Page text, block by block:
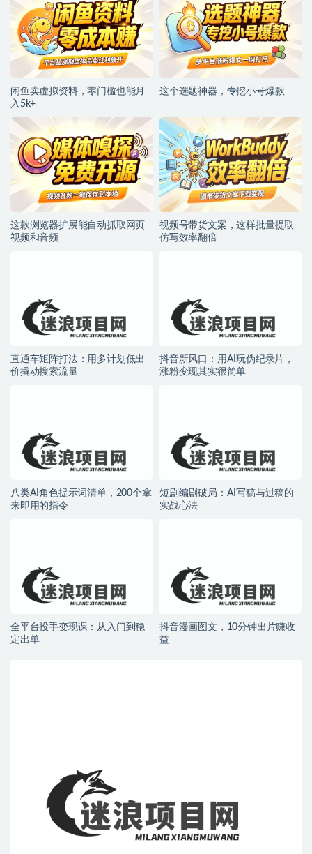
闲鱼卖虚拟资料，零门槛也能月
入5k+
这个选题神器，专挖小号爆款
这款浏览器扩展能自动抓取网页
视频和音频
视频号带货文案，这样批量提取
仿写效率翻倍
直通车矩阵打法：用多计划低出
价撬动搜索流量
抖音新风口：用AI玩伪纪录片，
涨粉变现其实很简单
八类AI角色提示词清单，200个拿
来即用的指令
短剧编剧破局：AI写稿与过稿的
实战心法
全平台投手变现课：从入门到稳
定出单
抖音漫画图文，10分钟出片赚收
益